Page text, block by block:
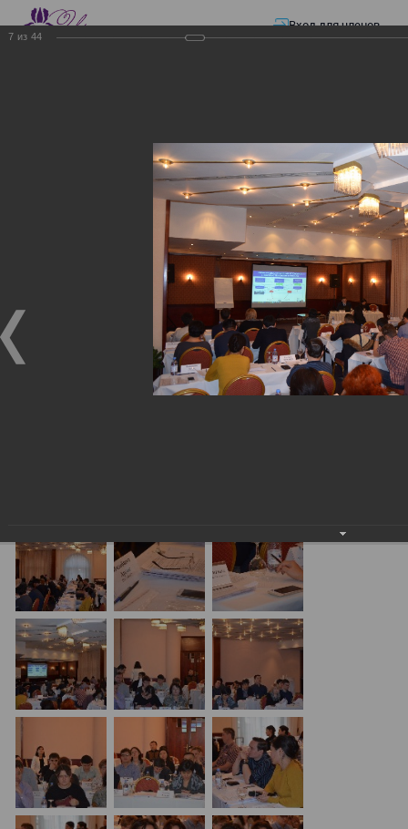
Вход для членов
Презентации—ЭЛЕКТРОННЫЕ СЧЕТА-ФАКТУРЫ.
ЭЛЕКТРОННЫЕ СЧЕТА-
ФАКТУРЫ. ВИРТУАЛЬНЫЙ
ЭЛЕКТРОННЫЕ СЧЕТА-ФАКТУРЫ. ВИРТУАЛЬНЫЙ
СКЛАД.
Семинар с КГД и разработчиками
7 из 44